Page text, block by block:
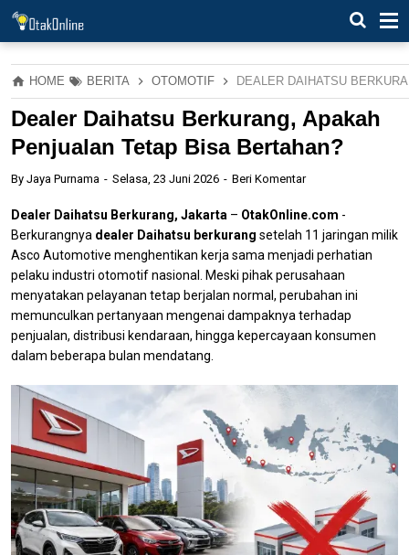
HOME BERITA OTOMOTIF DEALER DAIHATSU
Dealer Daihatsu Berkurang, Apakah
Penjualan Tetap Bisa Bertahan?
By Jaya Purnama Selasa, 23 Juni 2026 Beri Komentar
Dealer Daihatsu Berkurang, Jakarta – OtakOnline.com -
Berkurangnya dealer Daihatsu berkurang setelah 11 jaringan milik
Asco Automotive menghentikan kerja sama menjadi perhatian
pelaku industri otomotif nasional. Meski pihak perusahaan
menyatakan pelayanan tetap berjalan normal, perubahan ini
memunculkan pertanyaan mengenai dampaknya terhadap
penjualan, distribusi kendaraan, hingga kepercayaan konsumen
dalam beberapa bulan mendatang.